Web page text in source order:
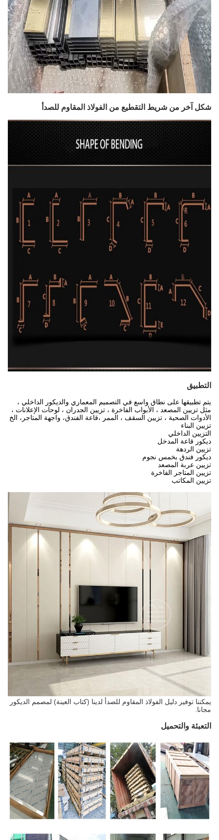
شكل آخر من شريط التقطيع من الفولاذ المقاوم للصدأ
التطبيق
يتم تطبيقها على نطاق واسع في التصميم المعماري والديكور الداخلي ،
مثل تزيين المصعد ، الأبواب الفاخرة ، تزيين الجدران ، لوحات الإعلانات ،
الأدوات الصحية ، تزيين السقف ، الممر ،قاعة الفندق، واجهة المتاجر، الخ
تزيين البناء
التزيين الداخلي
ديكور قاعة المدخل
تزيين الردهة
ديكور فندق بخمس نجوم
تزيين عربة المصعد
تزيين المتاجر الفاخرة
تزيين المكاتب
يمكننا توفير دليل الفولاذ المقاوم للصدأ لدينا (كتاب العينة) لمصمم الديكور
مجانا.
التعبئة والتحميل